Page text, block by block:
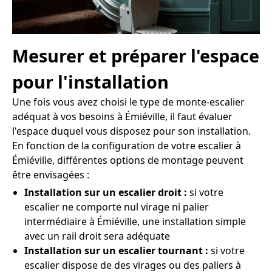
Mesurer et préparer l'espace
pour l'installation
Une fois vous avez choisi le type de monte-escalier
adéquat à vos besoins à Émiéville, il faut évaluer
l'espace duquel vous disposez pour son installation.
En fonction de la configuration de votre escalier à
Émiéville, différentes options de montage peuvent
être envisagées :
Installation sur un escalier droit : si votre
escalier ne comporte nul virage ni palier
intermédiaire à Émiéville, une installation simple
avec un rail droit sera adéquate
Installation sur un escalier tournant : si votre
escalier dispose de des virages ou des paliers à